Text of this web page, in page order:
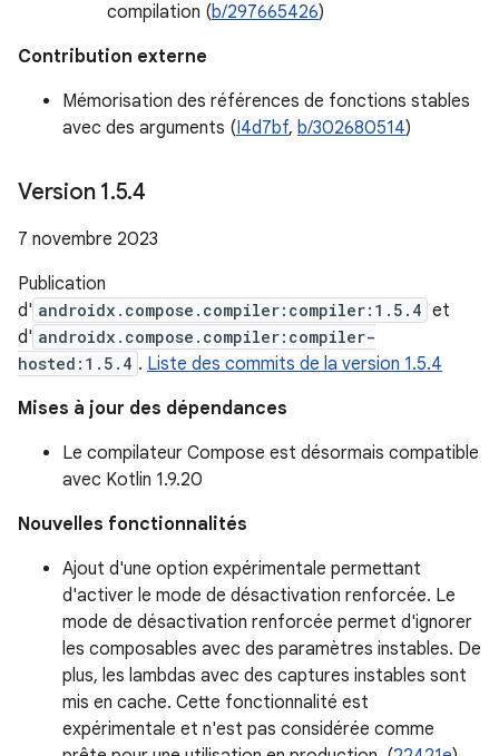
compilation (b/297665426)
Contribution externe
Mémorisation des références de fonctions stables
avec des arguments (I4d7bf, b/302680514)
Version 1.5.4
7 novembre 2023
Publication
d' androidx.compose.compiler:compiler:1.5.4 et
d' androidx.compose.compiler:compiler-
hosted:1.5.4 . Liste des commits de la version 1.5.4
Mises à jour des dépendances
Le compilateur Compose est désormais compatible
avec Kotlin 1.9.20
Nouvelles fonctionnalités
Ajout d'une option expérimentale permettant
d'activer le mode de désactivation renforcée. Le
mode de désactivation renforcée permet d'ignorer
les composables avec des paramètres instables. De
plus, les lambdas avec des captures instables sont
mis en cache. Cette fonctionnalité est
expérimentale et n'est pas considérée comme